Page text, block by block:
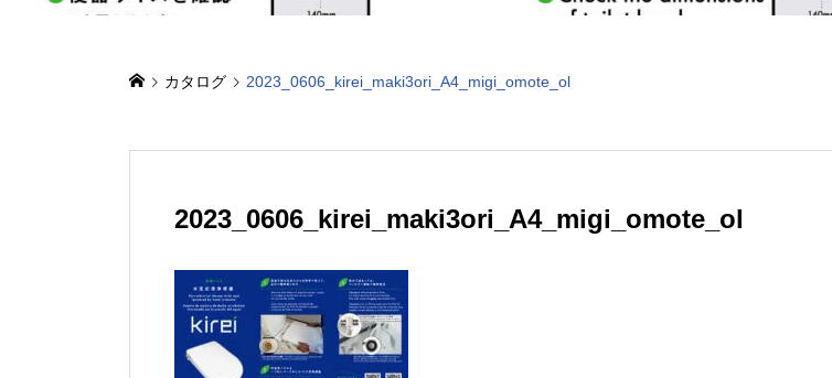
カタログ 2023_0606_kirei_maki3ori_A4_migi_omote_ol
2023_0606_kirei_maki3ori_A4_migi_omote_ol